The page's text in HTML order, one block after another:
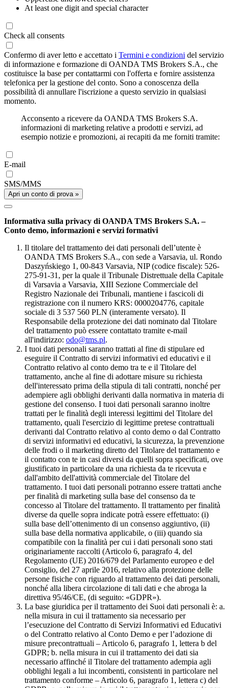
At least one digit and special character
Check all consents
Confermo di aver letto e accettato i Termini e condizioni del servizio
di informazione e formazione di OANDA TMS Brokers S.A., che
costituisce la base per contattarmi con l'offerta e fornire assistenza
telefonica per la gestione del conto. Sono a conoscenza della
possibilità di annullare l'iscrizione a questo servizio in qualsiasi
momento.
Acconsento a ricevere da OANDA TMS Brokers S.A.
informazioni di marketing relative a prodotti e servizi, ad
esempio notizie e promozioni, ai recapiti da me forniti tramite:
E-mail
SMS/MMS
Apri un conto di prova »
Informativa sulla privacy di OANDA TMS Brokers S.A. –
Conto demo, informazioni e servizi formativi
Il titolare del trattamento dei dati personali dell’utente è
OANDA TMS Brokers S.A., con sede a Varsavia, ul. Rondo
Daszyńskiego 1, 00-843 Varsavia, NIP (codice fiscale): 526-
275-91-31, per la quale il Tribunale Distrettuale della Capitale
di Varsavia a Varsavia, XIII Sezione Commerciale del
Registro Nazionale dei Tribunali, mantiene i fascicoli di
registrazione con il numero KRS: 0000204776, capitale
sociale di 3 537 560 PLN (interamente versato). Il
Responsabile della protezione dei dati nominato dal Titolare
del trattamento può essere contattato tramite e-mail
all'indirizzo: odo@tms.pl.
I tuoi dati personali saranno trattati al fine di stipulare ed
eseguire il Contratto di servizi informativi ed educativi e il
Contratto relativo al conto demo tra te e il Titolare del
trattamento, anche al fine di adottare misure su richiesta
dell'interessato prima della stipula di tali contratti, nonché per
adempiere agli obblighi derivanti dalla normativa in materia di
gestione del consenso. I tuoi dati personali saranno inoltre
trattati per le finalità degli interessi legittimi del Titolare del
trattamento, quali l'esercizio di legittime pretese contrattuali
derivanti dal Contratto relativo al conto demo o dal Contratto
di servizi informativi ed educativi, la sicurezza, la prevenzione
delle frodi o il marketing diretto del Titolare del trattamento e
il contatto con te in casi diversi da quelli sopra specificati, ove
giustificato in particolare da una richiesta da te ricevuta e
dall'ambito dell'attività commerciale del Titolare del
trattamento. I tuoi dati personali potranno essere trattati anche
per finalità di marketing sulla base del consenso da te
concesso al Titolare del trattamento. Il trattamento per finalità
diverse da quelle sopra indicate potrà essere effettuato: (i)
sulla base dell’ottenimento di un consenso aggiuntivo, (ii)
sulla base della normativa applicabile, o (iii) quando sia
compatibile con la finalità per cui i dati personali sono stati
originariamente raccolti (Articolo 6, paragrafo 4, del
Regolamento (UE) 2016/679 del Parlamento europeo e del
Consiglio, del 27 aprile 2016, relativo alla protezione delle
persone fisiche con riguardo al trattamento dei dati personali,
nonché alla libera circolazione di tali dati e che abroga la
direttiva 95/46/CE, (di seguito: «GDPR»).
La base giuridica per il trattamento dei Suoi dati personali è: a.
nella misura in cui il trattamento sia necessario per
l’esecuzione del Contratto di Servizi Informativi ed Educativi
o del Contratto relativo al Conto Demo e per l’adozione di
misure precontrattuali – Articolo 6, paragrafo 1, lettera b del
GDPR; b. nella misura in cui il trattamento dei dati sia
necessario affinché il Titolare del trattamento adempia agli
obblighi legali a lui incombenti, consistenti in particolare nel
trattamento conforme – Articolo 6, paragrafo 1, lettera c) del